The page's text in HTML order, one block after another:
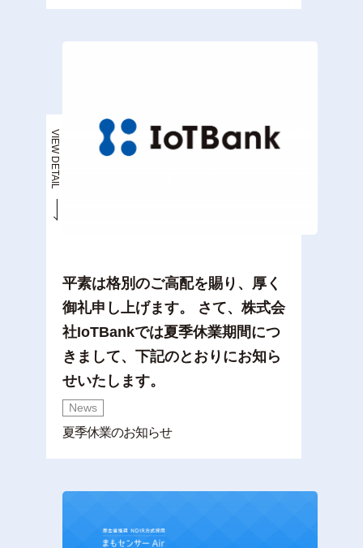
VIEW DETAIL
平素は格別のご高配を賜り、厚く
御礼申し上げます。 さて、株式会
社IoTBankでは夏季休業期間につ
きまして、下記のとおりにお知ら
せいたします。
News
夏季休業のお知らせ